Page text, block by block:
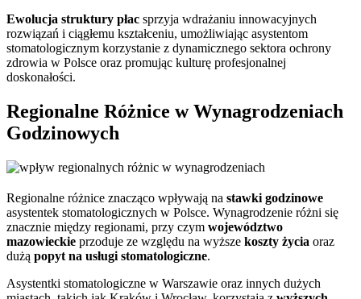
Ewolucja struktury płac sprzyja wdrażaniu innowacyjnych
rozwiązań i ciągłemu kształceniu, umożliwiając asystentom
stomatologicznym korzystanie z dynamicznego sektora ochrony
zdrowia w Polsce oraz promując kulturę profesjonalnej
doskonałości.
Regionalne Różnice w Wynagrodzeniach
Godzinowych
Regionalne różnice znacząco wpływają na stawki godzinowe
asystentek stomatologicznych w Polsce. Wynagrodzenie różni się
znacznie między regionami, przy czym województwo
mazowieckie przoduje ze względu na wyższe koszty życia oraz
dużą popyt na usługi stomatologiczne.
Asystentki stomatologiczne w Warszawie oraz innych dużych